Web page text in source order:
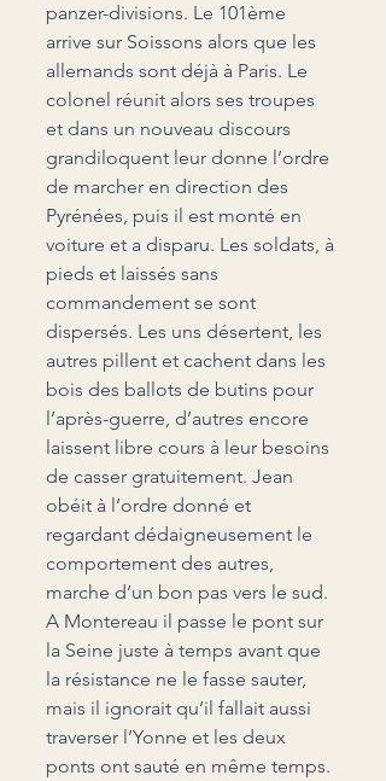
panzer-divisions. Le 101ème
arrive sur Soissons alors que les
allemands sont déjà à Paris. Le
colonel réunit alors ses troupes
et dans un nouveau discours
grandiloquent leur donne l’ordre
de marcher en direction des
Pyrénées, puis il est monté en
voiture et a disparu. Les soldats, à
pieds et laissés sans
commandement se sont
dispersés. Les uns désertent, les
autres pillent et cachent dans les
bois des ballots de butins pour
l’après-guerre, d’autres encore
laissent libre cours à leur besoins
de casser gratuitement. Jean
obéit à l’ordre donné et
regardant dédaigneusement le
comportement des autres,
marche d’un bon pas vers le sud.
A Montereau il passe le pont sur
la Seine juste à temps avant que
la résistance ne le fasse sauter,
mais il ignorait qu’il fallait aussi
traverser l’Yonne et les deux
ponts ont sauté en même temps.